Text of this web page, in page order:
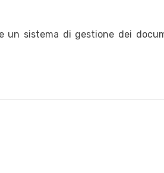
un sistema di gestione dei